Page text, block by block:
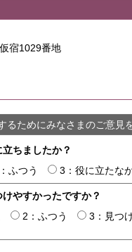
宿1029番地
るためにみなさまのご意見
ちましたか？
ふつう 3：役に立たな
やすかったですか？
2：ふつう 3：見つ